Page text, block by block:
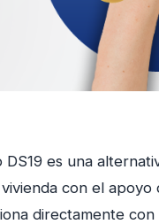
DS19 es una
con el
directamente